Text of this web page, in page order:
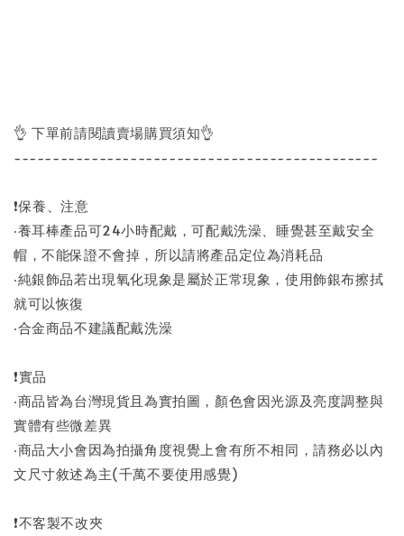
👌 下單前請閱讀賣場購買須知👌
-----------------------------------------------
❗保養、注意
‧養耳棒產品可24小時配戴，可配戴洗澡、睡覺甚至戴安全
帽，不能保證不會掉，所以請將產品定位為消耗品
‧純銀飾品若出現氧化現象是屬於正常現象，使用飾銀布擦拭
就可以恢復
‧合金商品不建議配戴洗澡
❗實品
‧商品皆為台灣現貨且為實拍圖，顏色會因光源及亮度調整與
實體有些微差異
‧商品大小會因為拍攝角度視覺上會有所不相同，請務必以內
文尺寸敘述為主(千萬不要使用感覺)
❗不客製不改夾